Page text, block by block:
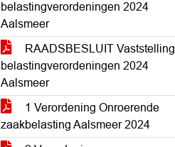
belastingverordeningen 2024
Aalsmeer
RAADSBESLUIT Vaststelling
belastingverordeningen 2024
Aalsmeer
1 Verordening Onroerende
zaakbelasting Aalsmeer 2024